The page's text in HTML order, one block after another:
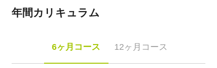
年間カリキュラム
6ヶ月コース 12ヶ月コース